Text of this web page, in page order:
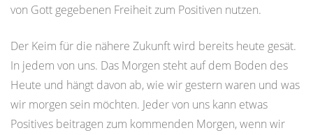
von Gott gegebenen Freiheit zum Positiven nutzen.
Der Keim für die nähere Zukunft wird bereits heute gesät.
In jedem von uns. Das Morgen steht auf dem Boden des
Heute und hängt davon ab, wie wir gestern waren und was
wir morgen sein möchten. Jeder von uns kann etwas
Positives beitragen zum kommenden Morgen, wenn wir